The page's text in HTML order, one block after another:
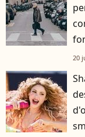
20